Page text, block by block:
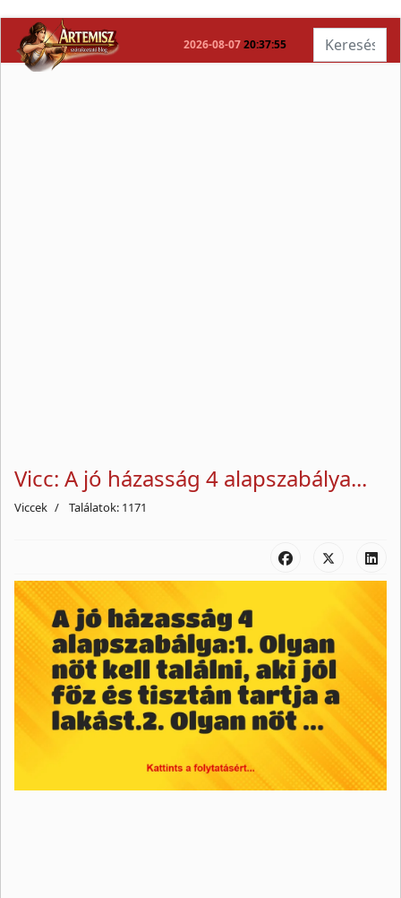
2026-08-07 20:37:55 Keresés...
Vicc: A jó házasság 4 alapszabálya...
Viccek Találatok: 1171